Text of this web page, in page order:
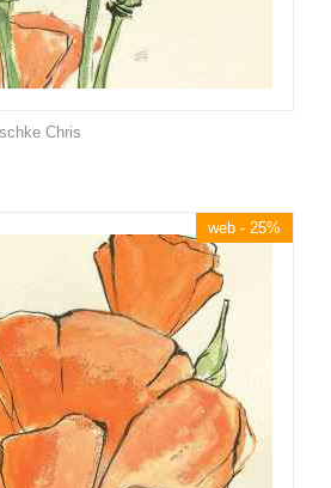
Chris
web - 25%